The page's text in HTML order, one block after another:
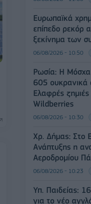
Ευρωπαϊκά
επίπεδο ρεκόρ
ξεκίνημα των
06/08/2026 - 10:50
Ρωσία: Η Μόσχα
605 ουκρανικά
Ελαφρές
Wildberries
06/08/2026 - 10:30
Χρ. Δήμας: Στο
Ανάπτυξης η
Αεροδρομίου
06/08/2026 - 10:23
Υπ. Παιδείας:
για το νέο